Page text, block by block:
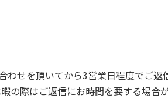
わせを頂いてから3営業日程度でご返
の際はご返信にお時間を要する場合